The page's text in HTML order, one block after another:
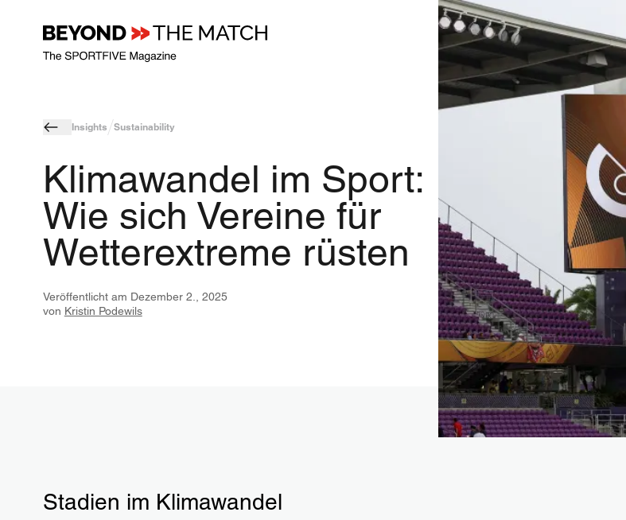
Insights Sustainability
Klimawandel im Sport:
Wie sich Vereine für
Wetterextreme rüsten
Veröffentlicht am Dezember 2., 2025
von Kristin Podewils
Stadien im Klimawandel